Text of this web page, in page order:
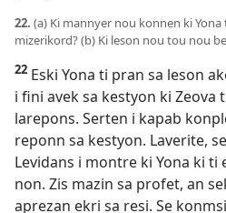
22. (a) Ki mannyer nou konnen ki
mizerikord? (b) Ki leson nou tou nou
22 Eski Yona ti pran sa leson
i fini avek sa kestyon ki Zeova
larepons. Serten i kapab
reponn sa kestyon. Laverite,
Levidans i montre ki Yona ki ti
non. Zis mazin sa profet, an
aprezan ekri sa resi. Se